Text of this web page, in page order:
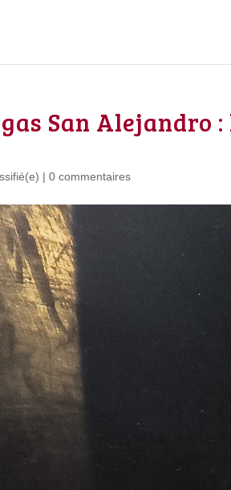
San Alejandro
|0 commentaires